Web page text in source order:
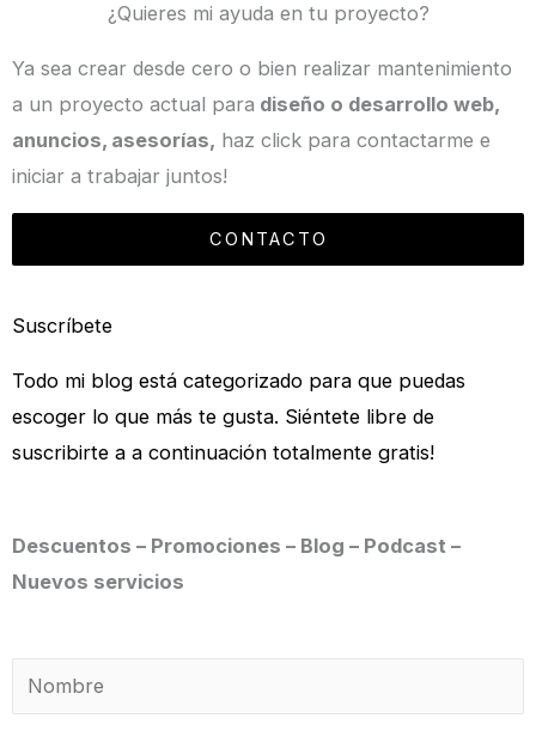
¿Quieres mi ayuda en tu proyecto?
Ya sea crear desde cero o bien realizar mantenimiento
a un proyecto actual para diseño o desarrollo web,
anuncios, asesorías, haz click para contactarme e
iniciar a trabajar juntos!
CONTACTO
Suscríbete
Todo mi blog está categorizado para que puedas
escoger lo que más te gusta. Siéntete libre de
suscribirte a a continuación totalmente gratis!
Descuentos – Promociones – Blog – Podcast –
Nuevos servicios